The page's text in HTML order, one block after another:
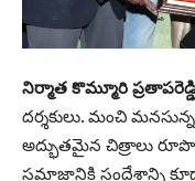
నిర్మాత కొమ్మూరి
దర్శకులు. మంచి
అద్భుతమైన చిత్రాలు
సమాజానికి సందేశాన్ని